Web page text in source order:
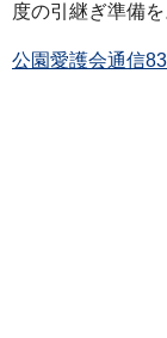
度の引継ぎ準備を
公園愛護会通信